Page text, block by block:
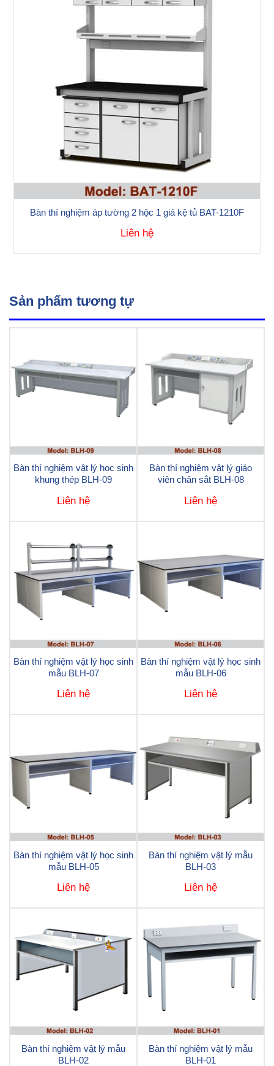
Bàn thí nghiệm áp tường 2 hộc 1 giá kệ tủ BAT-1210F
Liên hệ
Sản phẩm tương tự
Bàn thí nghiệm vật lý học sinh
khung thép BLH-09
Liên hệ
Bàn thí nghiệm vật lý giáo
viên chân sắt BLH-08
Liên hệ
Bàn thí nghiệm vật lý học sinh
mẫu BLH-07
Liên hệ
Bàn thí nghiệm vật lý học sinh
mẫu BLH-06
Liên hệ
Bàn thí nghiệm vật lý học sinh
mẫu BLH-05
Liên hệ
Bàn thí nghiệm vật lý mẫu
BLH-03
Liên hệ
Bàn thí nghiệm vật lý mẫu
BLH-02
Bàn thí nghiệm vật lý mẫu
BLH-01